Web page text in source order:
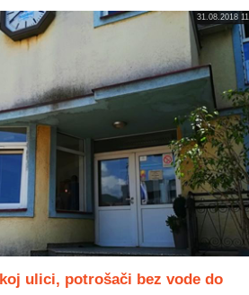
31.08.2018
ulici, potrošači bez vode do